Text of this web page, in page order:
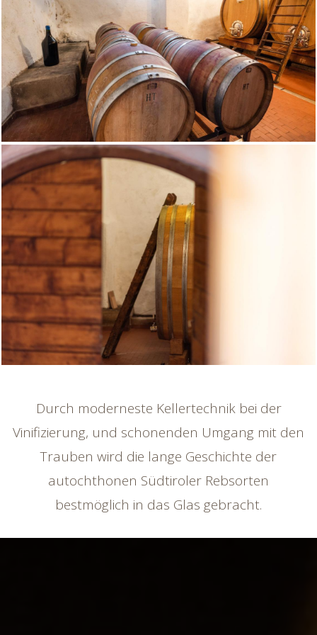
Durch moderneste Kellertechnik bei der
Vinifizierung, und schonenden Umgang mit den
Trauben wird die lange Geschichte der
autochthonen Südtiroler Rebsorten
bestmöglich in das Glas gebracht.